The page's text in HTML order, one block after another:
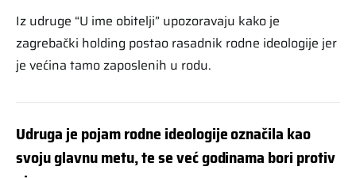
Iz udruge “U ime obitelji” upozoravaju kako je
zagrebački holding postao rasadnik rodne ideologije jer
je većina tamo zaposlenih u rodu.
Udruga je pojam rodne ideologije označila kao
svoju glavnu metu, te se već godinama bori protiv